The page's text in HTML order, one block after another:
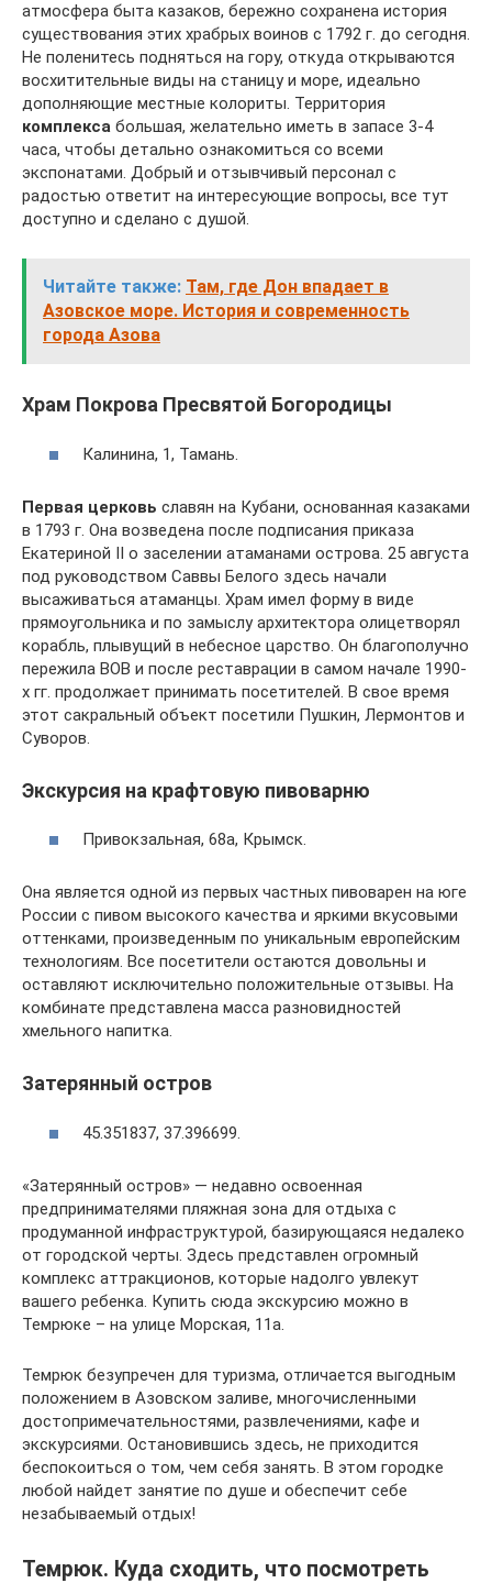
атмосфера быта казаков, бережно сохранена история
существования этих храбрых воинов с 1792 г. до сегодня.
Не поленитесь подняться на гору, откуда открываются
восхитительные виды на станицу и море, идеально
дополняющие местные колориты. Территория
комплекса большая, желательно иметь в запасе 3-4
часа, чтобы детально ознакомиться со всеми
экспонатами. Добрый и отзывчивый персонал с
радостью ответит на интересующие вопросы, все тут
доступно и сделано с душой.
Читайте также: Там, где Дон впадает в
Азовское море. История и современность
города Азова
Храм Покрова Пресвятой Богородицы
Калинина, 1, Тамань.
Первая церковь славян на Кубани, основанная казаками
в 1793 г. Она возведена после подписания приказа
Екатериной II о заселении атаманами острова. 25 августа
под руководством Саввы Белого здесь начали
высаживаться атаманцы. Храм имел форму в виде
прямоугольника и по замыслу архитектора олицетворял
корабль, плывущий в небесное царство. Он благополучно
пережила ВОВ и после реставрации в самом начале 1990-
х гг. продолжает принимать посетителей. В свое время
этот сакральный объект посетили Пушкин, Лермонтов и
Суворов.
Экскурсия на крафтовую пивоварню
Привокзальная, 68а, Крымск.
Она является одной из первых частных пивоварен на юге
России с пивом высокого качества и яркими вкусовыми
оттенками, произведенным по уникальным европейским
технологиям. Все посетители остаются довольны и
оставляют исключительно положительные отзывы. На
комбинате представлена масса разновидностей
хмельного напитка.
Затерянный остров
45.351837, 37.396699.
«Затерянный остров» — недавно освоенная
предпринимателями пляжная зона для отдыха с
продуманной инфраструктурой, базирующаяся недалеко
от городской черты. Здесь представлен огромный
комплекс аттракционов, которые надолго увлекут
вашего ребенка. Купить сюда экскурсию можно в
Темрюке – на улице Морская, 11а.
Темрюк безупречен для туризма, отличается выгодным
положением в Азовском заливе, многочисленными
достопримечательностями, развлечениями, кафе и
экскурсиями. Остановившись здесь, не приходится
беспокоиться о том, чем себя занять. В этом городке
любой найдет занятие по душе и обеспечит себе
незабываемый отдых!
Темрюк. Куда сходить, что посмотреть